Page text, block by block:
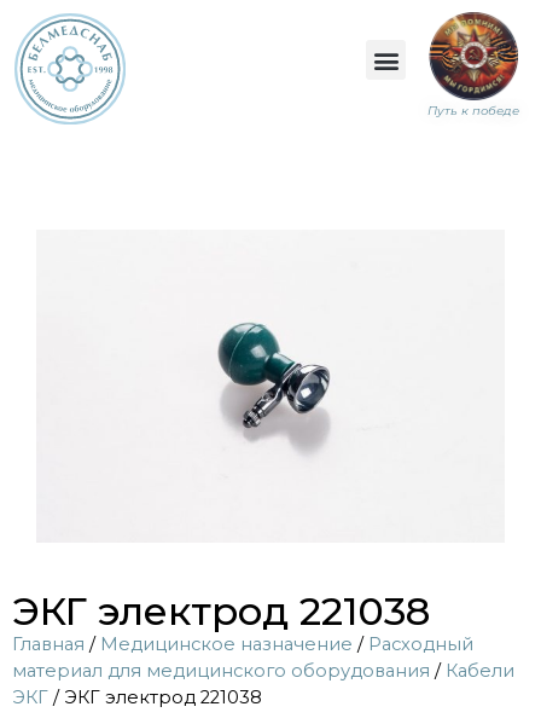
Путь к победе
ЭКГ электрод 221038
Главная / Медицинское назначение / Расходный
материал для медицинского оборудования / Кабели
ЭКГ / ЭКГ электрод 221038